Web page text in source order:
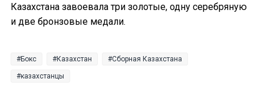
Казахстана завоевала три золотые, одну серебряную
и две бронзовые медали.
Бокс Казахстан Сборная Казахстана
казахстанцы